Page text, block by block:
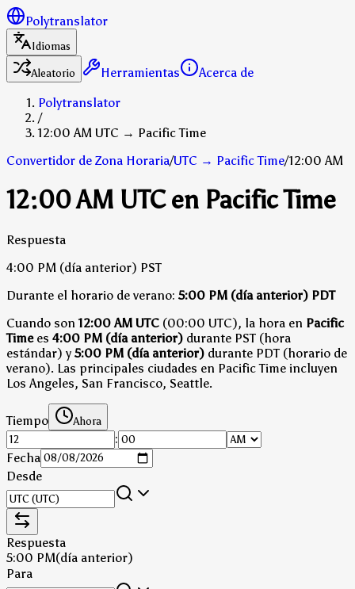
Polytranslator
Idiomas
Aleatorio
Herramientas
Acerca de
Polytranslator
/
12:00 AM UTC → Pacific Time
Convertidor de Zona Horaria/UTC → Pacific Time/12:00 AM
12:00 AM UTC en Pacific Time
Respuesta
4:00 PM (día anterior) PST
Durante el horario de verano: 5:00 PM (día anterior) PDT
Cuando son12:00 AM UTC (00:00 UTC), la hora en Pacific
Timees 4:00 PM (día anterior) durante PST (hora
estándar) y 5:00 PM (día anterior) durante PDT (horario de
verano). Las principales ciudades en Pacific Time incluyen
Los Angeles, San Francisco, Seattle.
Tiempo Ahora
:
Fecha
Desde
Respuesta
5:00 PM(día anterior)
Para